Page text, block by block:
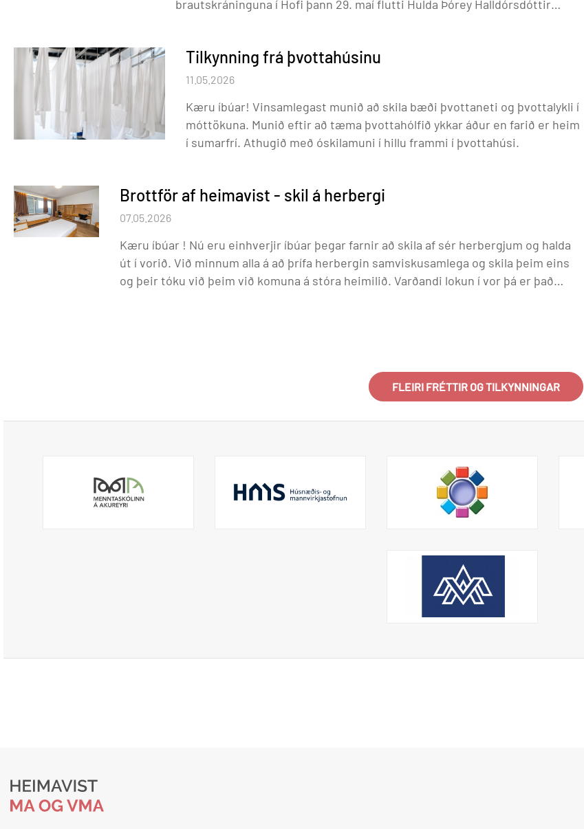
brautskráninguna í Hofi þann 29. maí flutti Hulda Þórey Halldórsdóttir
skólaár. Hún hefur verið búsett á Heimavistinni öll námsárin og þökkum við
henni sem og öllum hinum brautskáðu samfylgdina á árunum.
Tilkynning frá þvottahúsinu
Kæru íbúar! Vinsamlegast munið að skila bæði þvottaneti og þvottalykli í
móttökuna. Munið eftir að tæma þvottahólfið ykkar áður en farið er heim
í sumarfrí. Athugið með óskilamuni í hillu frammi í þvottahúsi.
11.05.2026
Brottför af heimavist - skil á herbergi
Kæru íbúar ! Nú eru einhverjir íbúar þegar farnir að skila af sér herbergjum og halda
út í vorið. Við minnum alla á að þrífa herbergin samviskusamlega og skila þeim eins
og þeir tóku við þeim við komuna á stóra heimilið. Varðandi lokun í vor þá er það
þrifablaði / gátlista útfylltum til starfsmanns. Skilið þvottahúslykli og neti í
afgreiðsluna Óhreinar hlífðardýnur eiga að fara í merkta körfu. Brúsar með þrifaefnum
og fægiskófla og kústur (þrifið og hreint) niður í móttöku. Hafið alltaf samband við
starfsmann við brottför. Gangi ykkur vel í prófum/námsmatsverkefnum Starfsfólk
07.05.2026
FLEIRI FRÉTTIR OG TILKYNNINGAR